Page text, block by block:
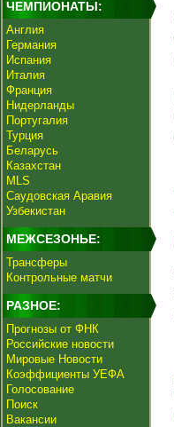
ЧЕМПИОНАТЫ:
Англия
Германия
Испания
Италия
Франция
Нидерланды
Португалия
Турция
Беларусь
Казахстан
MLS
Саудовская Аравия
Узбекистан
МЕЖСЕЗОНЬЕ:
Трансферы
Контрольные матчи
РАЗНОЕ:
Прогнозы от ФНК
Российские новости
Мировые Новости
Коэффициенты УЕФА
Голосование
Поиск
Вакансии